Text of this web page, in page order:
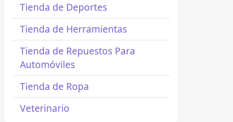
Tienda de Deportes
Tienda de Herramientas
Tienda de Repuestos Para
Automóviles
Tienda de Ropa
Veterinario